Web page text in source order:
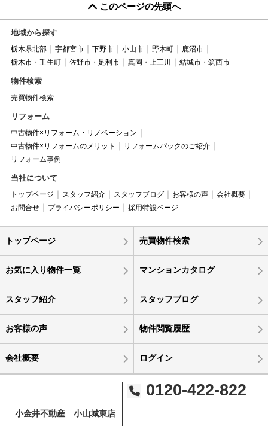
このページの先頭へ
地域から探す
栃木県北部 宇都宮市 下野市 小山市 野木町
鹿沼市
栃木市・壬生町
佐野市・足利市 真岡・上三川 結城市・筑西市
物件検索
売買物件検索
リフォーム
中古物件×リフォーム・リノベーション
中古物件×リフォームのメリット
リフォームパックのご紹介
リフォーム事例
当社について
トップページ スタッフ紹介 スタッフブログ お客様の声
会社概要
お問合せ
プライバシーポリシー 採用特設ページ
トップページ 売買物件検索
お気に入り物件一覧 マンションカタログ
スタッフ紹介 スタッフブログ
お客様の声 物件閲覧履歴
会社概要 ログイン
小金井不動産 小山城東店
0120-422-822